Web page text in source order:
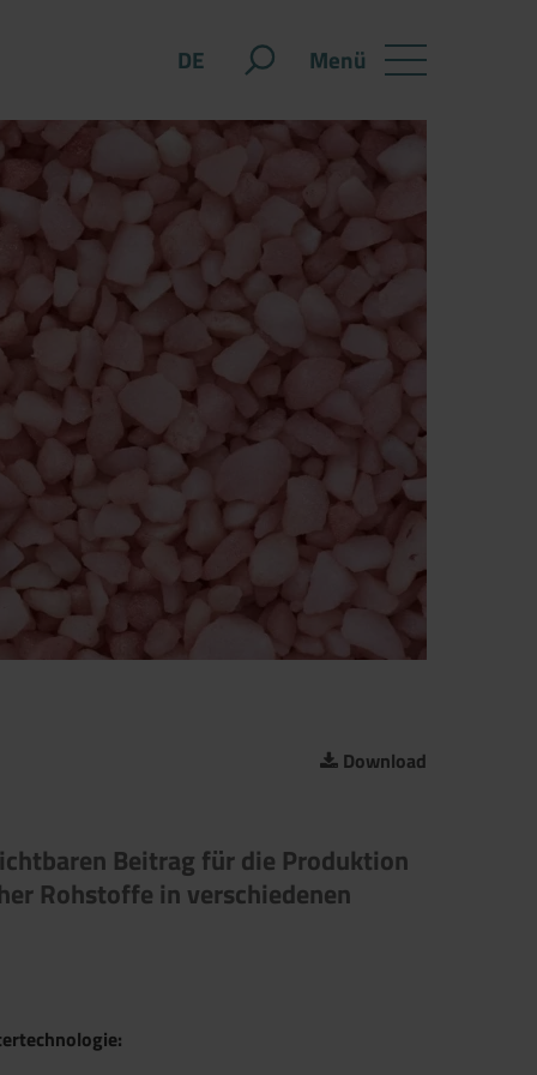
Menü
DE
Download
Beitrag für die Produktion
Rohstoffe in verschiedenen